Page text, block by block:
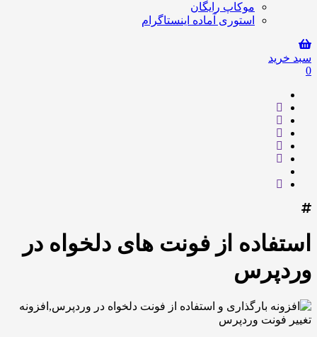
موکاپ رایگان
استوری آماده اینستاگرام
سبد خرید
0
استفاده از فونت های دلخواه در
وردپرس